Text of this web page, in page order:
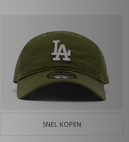
SNEL KOPEN